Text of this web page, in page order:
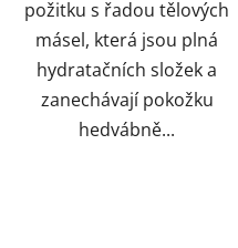
požitku s řadou tělových
másel, která jsou plná
hydratačních složek a
zanechávají pokožku
hedvábně...